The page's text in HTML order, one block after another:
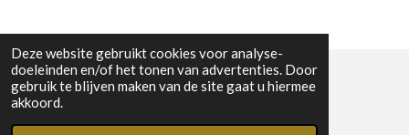
Deze website gebruikt cookies voor analyse-
doeleinden en/of het tonen van advertenties. Door
gebruik te blijven maken van de site gaat u hiermee
akkoord.
© 2023 - 2026 WW Midwest